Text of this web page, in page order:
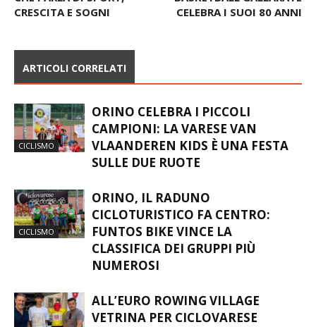
CRESCITA E SOGNI
CELEBRA I SUOI 80 ANNI
ARTICOLI CORRELATI
CICLISMO
ORINO CELEBRA I PICCOLI
CAMPIONI: LA VARESE VAN
VLAANDEREN KIDS È UNA FESTA
SULLE DUE RUOTE
CICLISMO
ORINO, IL RADUNO
CICLOTURISTICO FA CENTRO:
FUNTOS BIKE VINCE LA
CLASSIFICA DEI GRUPPI PIÙ
NUMEROSI
ALL’EURO ROWING VILLAGE
VETRINA PER CICLOVARESE